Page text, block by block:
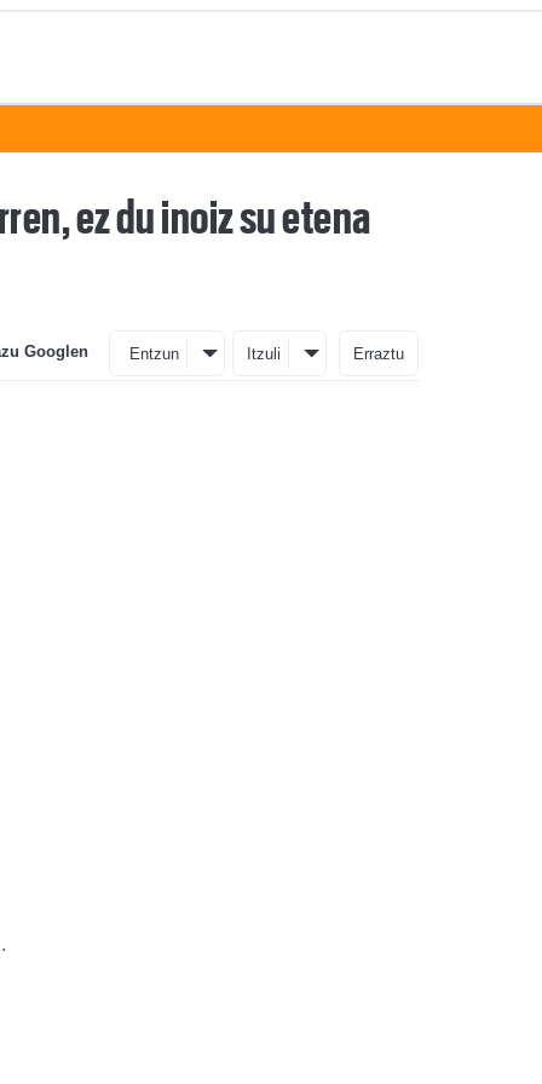
ez du inoiz su etena
Googlen Entzun Itzuli Erraztu